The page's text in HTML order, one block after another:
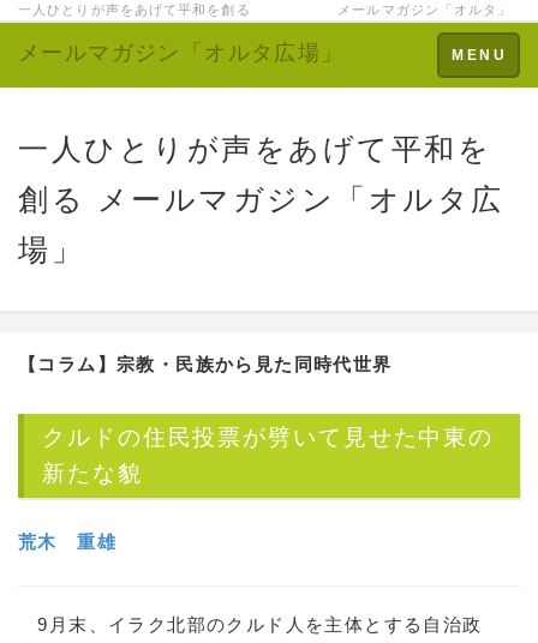
一人ひとりが声をあげて平和を創る メールマガジン「オルタ」
Toggle
navigation
MENU
メールマガジン「オルタ広場」
一人ひとりが声をあげて平和を
創る メールマガジン「オルタ広
場」
【コラム】宗教・民族から見た同時代世界
クルドの住民投票が劈いて見せた中東の
新たな貌
荒木 重雄
9月末、イラク北部のクルド人を主体とする自治政